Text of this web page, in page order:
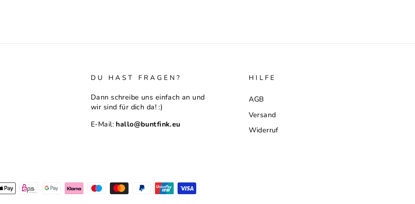
DU HAST FRAGEN?
Dann schreibe uns einfach an und
wir sind für dich da! :)
E-Mail: hallo@buntfink.eu
HILFE
AGB
Versand
Widerruf